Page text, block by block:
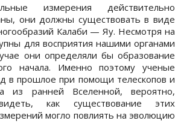
измерения действительно
они должны существовать в виде
Калаби — Яу. Несмотря на
для восприятия нашими органами
они определяли бы образование
начала. Именно поэтому ученые
в прошлое при помощи телескопов и
из ранней Вселенной, вероятно,
как существование этих
могло повлиять на эволюцию